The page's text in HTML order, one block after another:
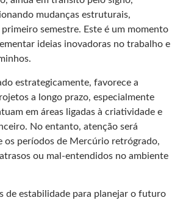
mudanças estruturais,
semestre. Este é um momento
ideias inovadoras no trabalho e
estrategicamente, favorece a
a longo prazo, especialmente
em áreas ligadas à criatividade e
No entanto, atenção será
os períodos de Mercúrio retrógrado,
ou mal-entendidos no ambiente
de estabilidade para planejar o futuro